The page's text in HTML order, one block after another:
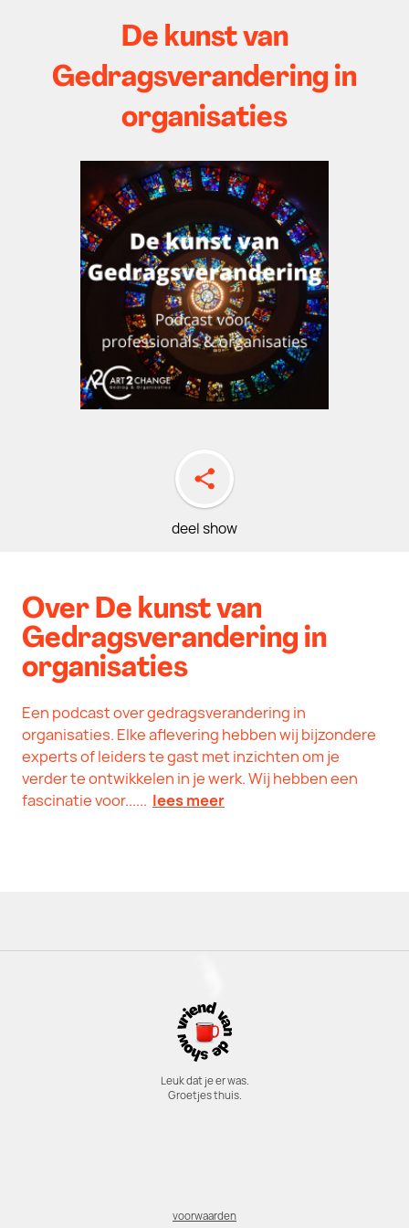
De kunst van
Gedragsverandering in
organisaties
deel show
Over De kunst van
Gedragsverandering in
organisaties
Een podcast over gedragsverandering in
organisaties. Elke aflevering hebben wij bijzondere
experts of leiders te gast met inzichten om je
verder te ontwikkelen in je werk. Wij hebben een
fascinatie voor...... lees meer
Leuk dat je er was.
Groetjes thuis.
voorwaarden